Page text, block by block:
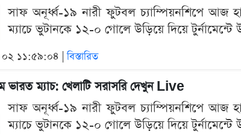
সাফ অনূর্ধ্ব-১৯ নারী ফুটবল চ্যাম্পিয়নশিপে আজ
ম্যাচে ভুটানকে ১২-০ গোলে উড়িয়ে দিয়ে
০২ ১১:৫৯:০৪ |বিস্তারিত
ভারত ম্যাচ: খেলাটি সরাসরি দেখুন Live
সাফ অনূর্ধ্ব-১৯ নারী ফুটবল চ্যাম্পিয়নশিপে আজ
ম্যাচে ভুটানকে ১২-০ গোলে উড়িয়ে দিয়ে